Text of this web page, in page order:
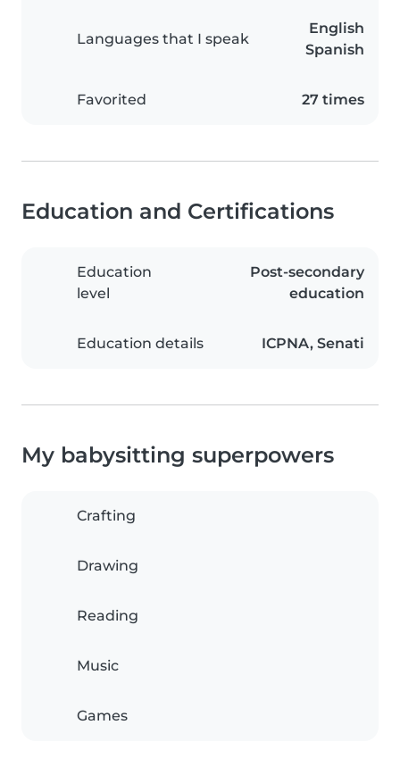
Languages that I speak
English
Spanish
Favorited 27 times
Education and Certifications
Education
level
Post-secondary
education
Education details ICPNA, Senati
My babysitting superpowers
Crafting
Drawing
Reading
Music
Games